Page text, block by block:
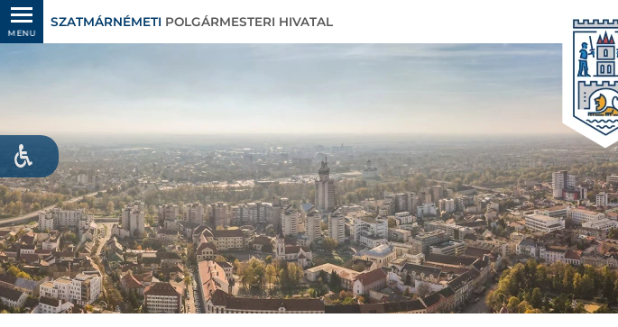
MENU
SZATMÁRNÉMETI POLGÁRMESTERI HIVATAL